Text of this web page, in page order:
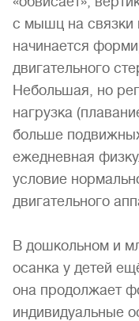
с мышц на связки
начинается
двигательного
Небольшая, но
нагрузка
больше
ежедневная
условие
двигательного
В дошкольном и
осанка у детей
она продолжает
индивидуальные